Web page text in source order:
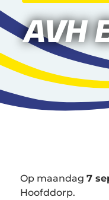
AVH
Op maandag 7
Hoofddorp.